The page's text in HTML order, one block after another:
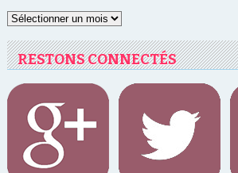
Archives
RESTONS CONNECTÉS